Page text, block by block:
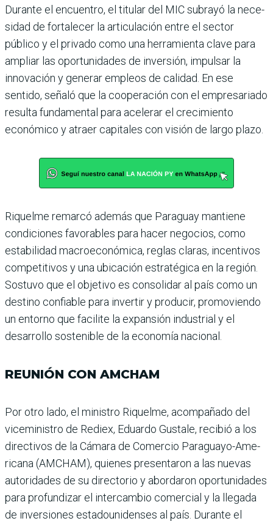
Durante el encuentro, el titu­lar del MIC subrayó la nece­
sidad de fortalecer la articu­lación entre el sector
público y el privado como una herra­mienta clave para
ampliar las oportunidades de inversión, impulsar la
innovación y gene­rar empleos de calidad. En ese
sentido, señaló que la coope­ración con el empresariado
resulta fundamental para ace­lerar el crecimiento
económico y atraer capitales con visión de largo plazo.
Riquelme remarcó además que Paraguay mantiene
condiciones favorables para hacer negocios, como
esta­bilidad macroeconómica, reglas claras, incentivos
competitivos y una ubicación estratégica en la región.
Sos­tuvo que el objetivo es con­solidar al país como un
des­tino confiable para invertir y producir, promoviendo
un entorno que facilite la expan­sión industrial y el
desarro­llo sostenible de la economía nacional.
REUNIÓN CON AMCHAM
Por otro lado, el ministro Riquelme, acompañado del
viceministro de Rediex, Eduardo Gustale, recibió a los
directivos de la Cámara de Comercio Paraguayo-Ame­
ricana (AMCHAM), quie­nes presentaron a las nuevas
autoridades de su directorio y abordaron oportunidades
para profundizar el intercam­bio comercial y la llegada
de inversiones estadounidenses al país. Durante el